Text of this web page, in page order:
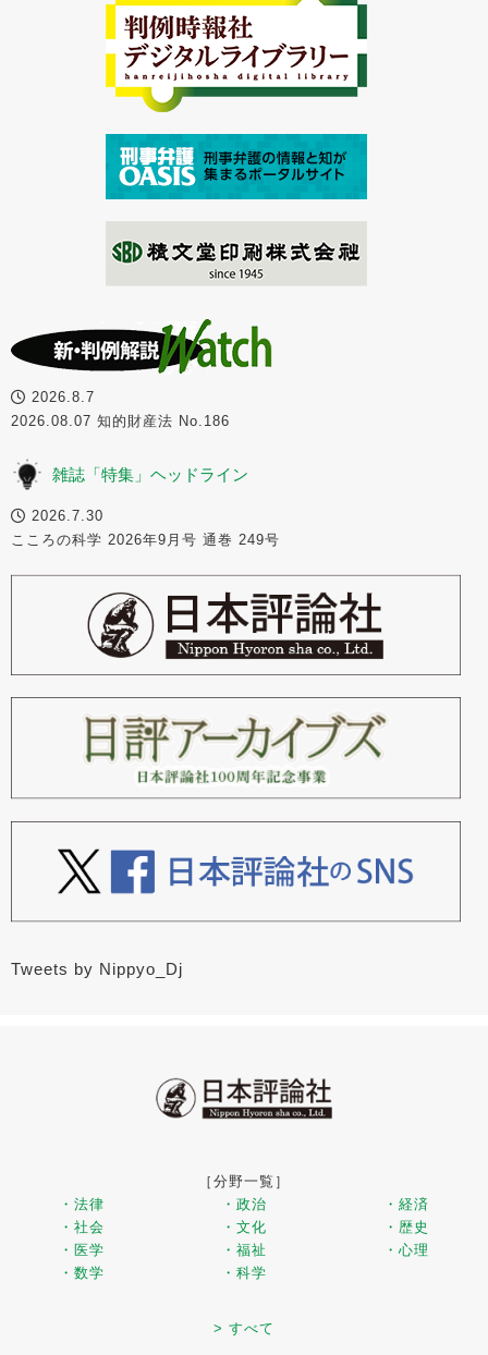
2026.8.7
2026.08.07 知的財産法 No.186
雑誌「特集」ヘッドライン
2026.7.30
こころの科学 2026年9月号 通巻 249号
Tweets by Nippyo_Dj
［分野一覧］
・法律
・政治
・経済
・社会
・文化
・歴史
・医学
・福祉
・心理
・数学
・科学
> すべて